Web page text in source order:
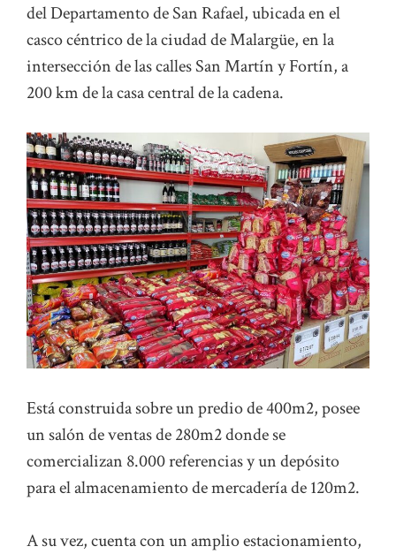
del Departamento de San Rafael, ubicada en el
casco céntrico de la ciudad de Malargüe, en la
intersección de las calles San Martín y Fortín, a
200 km de la casa central de la cadena.
Está construida sobre un predio de 400m2, posee
un salón de ventas de 280m2 donde se
comercializan 8.000 referencias y un depósito
para el almacenamiento de mercadería de 120m2.
A su vez, cuenta con un amplio estacionamiento,